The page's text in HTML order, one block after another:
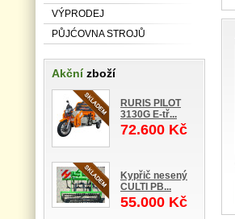
VÝPRODEJ
PŮJĆOVNA STROJŮ
Akčnízboží
RURIS PILOT
3130G E-tř...
72.600 Kč
Kypřič nesený
CULTI PB...
55.000 Kč